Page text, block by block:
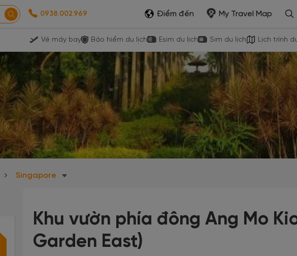
0938.002.969 Điểm đến My Travel Map
Vé máy bay Bảo hiểm du lịch Esim du lịch Sim du lịch Lịch trình
Singapore
Khu vườn phía đông Ang Mo
Garden East)